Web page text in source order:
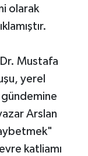
olarak
Dr. Mustafa
yerel
gündemine
Arslan
katliamı